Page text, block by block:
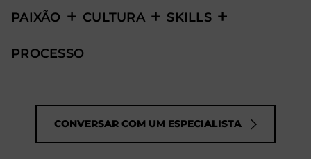
PAIXÃO CULTURA SKILLS
PROCESSO
CONVERSAR COM UM ESPECIALISTA